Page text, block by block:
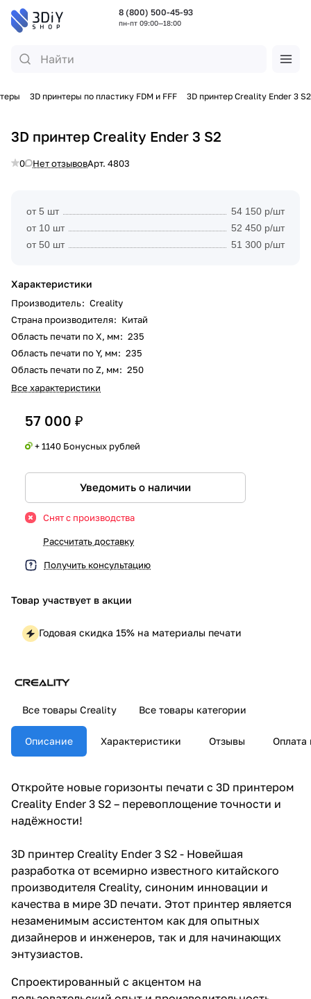
8 (800) 500-45-93
пн-пт 09:00—18:00
3D принтеры по пластику FDM и FFF 3D принтер Creality Ender 3 S2
3D принтер Creality Ender 3 S2
0 Нет отзывовАрт. 4803
от 5 шт
54 150 р/шт
от 10 шт
52 450 р/шт
от 50 шт
51 300 р/шт
Характеристики
Производитель: Creality
Страна производителя: Китай
Область печати по X, мм: 235
Область печати по Y, мм: 235
Область печати по Z, мм: 250
Все характеристики
57 000 ₽
+ 1140 Бонусных рублей
Уведомить о наличии
Снят с производства
Рассчитать доставку
Получить консультацию
Товар участвует в акции
Годовая скидка 15% на материалы печати
Все товары Creality Все товары категории
Описание Характеристики Отзывы Оплата
Откройте новые горизонты печати с 3D принтером
Creality Ender 3 S2 – перевоплощение точности и
надёжности!
3D принтер Creality Ender 3 S2 - Новейшая
разработка от всемирно известного китайского
производителя Creality, синоним инновации и
качества в мире 3D печати. Этот принтер является
незаменимым ассистентом как для опытных
дизайнеров и инженеров, так и для начинающих
энтузиастов.
Спроектированный с акцентом на